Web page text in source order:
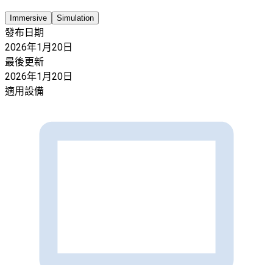
Immersive Simulation
發布日期
2026年1月20日
最後更新
2026年1月20日
適用設備